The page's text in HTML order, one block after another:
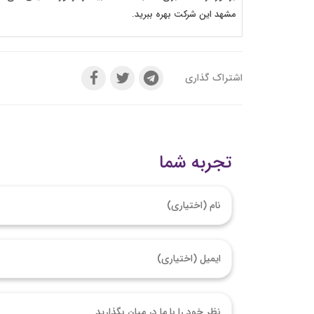
مشهد این شرکت بهره ببرید.
اشتراک گذاری
تجربه شما